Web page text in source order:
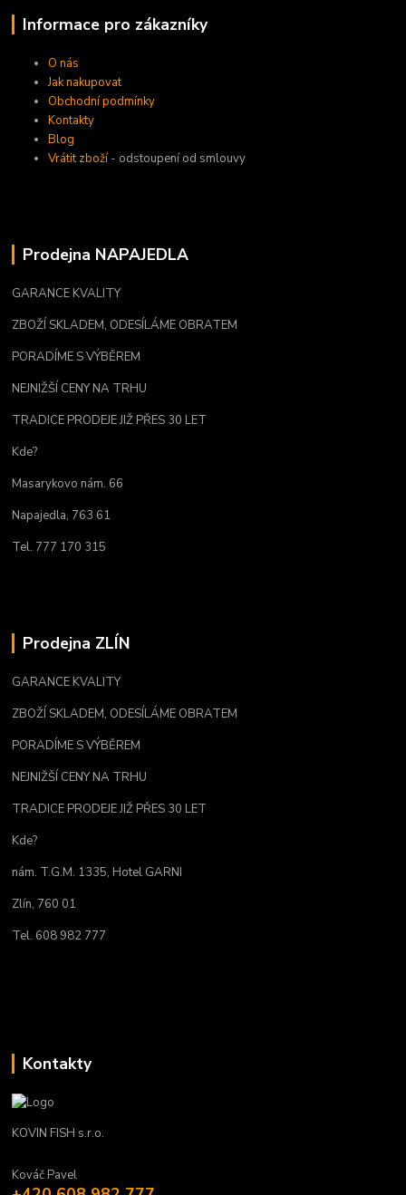
Informace pro zákazníky
O nás
Jak nakupovat
Obchodní podmínky
Kontakty
Blog
Vrátit zboží- odstoupení od smlouvy
Prodejna NAPAJEDLA
GARANCE KVALITY
ZBOŽÍ SKLADEM, ODESÍLÁME OBRATEM
PORADÍME S VÝBĚREM
NEJNIŽŠÍ CENY NA TRHU
TRADICE PRODEJE JIŽ PŘES 30 LET
Kde?
Masarykovo nám. 66
Napajedla, 763 61
Tel. 777 170 315
Prodejna ZLÍN
GARANCE KVALITY
ZBOŽÍ SKLADEM, ODESÍLÁME OBRATEM
PORADÍME S VÝBĚREM
NEJNIŽŠÍ CENY NA TRHU
TRADICE PRODEJE JIŽ PŘES 30 LET
Kde?
nám. T.G.M. 1335, Hotel GARNI
Zlín, 760 01
Tel. 608 982 777
Kontakty
KOVIN FISH s.r.o.
Kováč Pavel